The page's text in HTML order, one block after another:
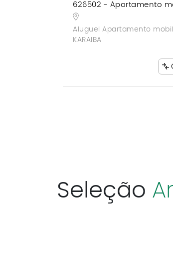
626502 - Apartamento
Aluguel Apartamento
KARAIBA
Seleção